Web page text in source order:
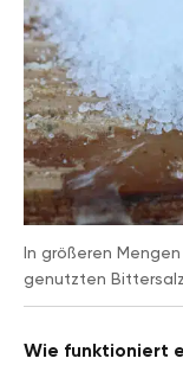
In größeren
genutzten
Wie funktioniert